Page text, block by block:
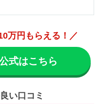
万円もらえる！／
式はこちら
い口コミ